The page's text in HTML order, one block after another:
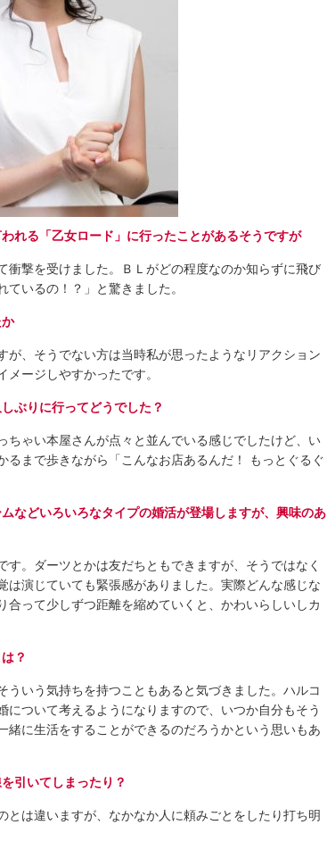
れる「乙女ロード」に行ったことがあるそうですが
撃を受けました。ＢＬがどの程度なのか知らずに飛び
いるの！？」と驚きました。
、そうでない方は当時私が思ったようなリアクション
ージしやすかったです。
ぶりに行ってどうでした？
ゃい本屋さんが点々と並んでいる感じでしたけど、い
るまで歩きながら「こんなお店あるんだ！ もっとぐるぐ
などいろいろなタイプの婚活が登場しますが、興味のあ
。ダーツとかは友だちともできますが、そうではなく
は演じていても緊張感がありました。実際どんな感じな
って少しずつ距離を縮めていくと、かわいらしいしカ
？
いう気持ちを持つこともあると気づきました。ハルコ
について考えるようになりますので、いつか自分もそう
緒に生活をすることができるのだろうかという思いもあ
引いてしまったり？
は違いますが、なかなか人に頼みごとをしたり打ち明